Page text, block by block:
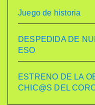
Juego de historia
DESPEDIDA DE
ESO
ESTRENO DE LA
CHIC@S DEL